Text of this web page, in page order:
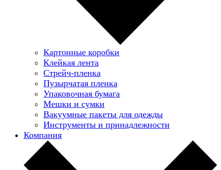
Картонные коробки
Клейкая лента
Стрейч-пленка
Пузырчатая пленка
Упаковочная бумага
Мешки и сумки
Вакуумные пакеты для одежды
Инструменты и принадлежности
Компания